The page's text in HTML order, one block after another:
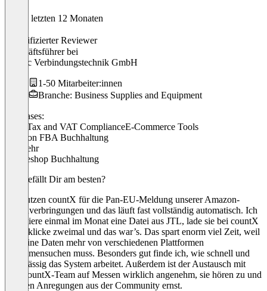
In den letzten 12 Monaten
Verifizierter Reviewer
Geschäftsführerbei
Kalitec Verbindungstechnik GmbH
1-50 Mitarbeiter:innen
Branche: Business Supplies and Equipment
Use cases:
Sales Tax and VAT ComplianceE-Commerce Tools
Amazon FBA Buchhaltung
+ 1 mehr
Onlineshop Buchhaltung
Was gefällt Dir am besten?
Wir nutzen countX für die Pan-EU-Meldung unserer Amazon-
Warenverbringungen und das läuft fast vollständig automatisch. Ich
exportiere einmal im Monat eine Datei aus JTL, lade sie bei countX
hoch, klicke zweimal und das war’s. Das spart enorm viel Zeit, weil
ich keine Daten mehr von verschiedenen Plattformen
zusammensuchen muss. Besonders gut finde ich, wie schnell und
zuverlässig das System arbeitet. Außerdem ist der Austausch mit
dem countX-Team auf Messen wirklich angenehm, sie hören zu und
nehmen Anregungen aus der Community ernst.